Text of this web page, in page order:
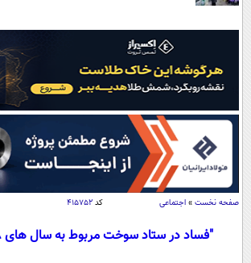
آرشیو
نظرسنجی
آب و هوا
اوقات شرعی
سواد زندگی
اقتصاد
اقتصادی
جامعه
صفحه نخست » اجتماعی کد ۴۱۵۷۵۲
"فساد در ستاد سوخت مربوط به سال های 88 تا 91 است"